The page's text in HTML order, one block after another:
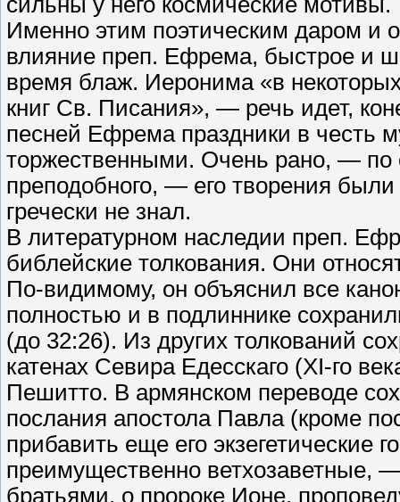
Именно этим поэтическим даром и
влияние преп. Ефрема, быстрое и
время блаж. Иеронима «в
книг Св. Писания», — речь идет,
песней Ефрема праздники в честь
торжественными. Очень рано, — по
преподобного, — его творения
гречески не знал.
В литературном наследии преп.
библейские толкования. Они
По-видимому, он объяснил все
полностью и в подлиннике
(до 32:26). Из других толкований
катенах Севира Едесскаго (XI-го
Пешитто. В армянском переводе
послания апостола Павла (кроме
прибавить еще его экзегетические
преимущественно ветхозаветные,
братьями, о пророке Ионе,